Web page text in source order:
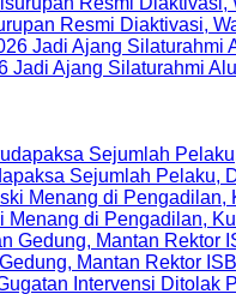
Resmi Diaktivasi,
Jadi Ajang Silaturahmi
Sejumlah Pelaku,
Menang di Pengadilan,
Mantan Rektor